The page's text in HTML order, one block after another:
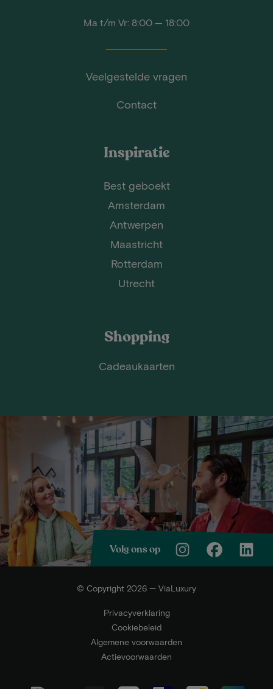
Ma t/m Vr: 8:00 — 18:00
Veelgestelde vragen
Contact
Inspiratie
Best geboekt
Amsterdam
Antwerpen
Maastricht
Rotterdam
Utrecht
Shopping
Cadeaukaarten
Volg ons op
© Copyright 2026 — ViaLuxury
Privacyverklaring
Cookiebeleid
Algemene voorwaarden
Actievoorwaarden